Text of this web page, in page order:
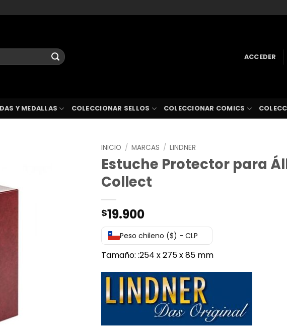
ACCEDER
Y MEDALLAS COLECCIONAR SELLOS COLECCIONAR COMICS
INICIO / MARCAS / LINDNER
Estuche Protector para
Collect
$19.900
Peso chileno ($) - CLP
Tamaño: :254 x 275 x 85 mm